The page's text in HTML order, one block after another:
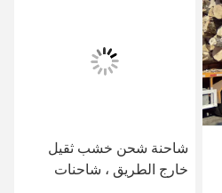
شاحنة شحن خشب ثقيل
خارج الطريق ، شاحنات